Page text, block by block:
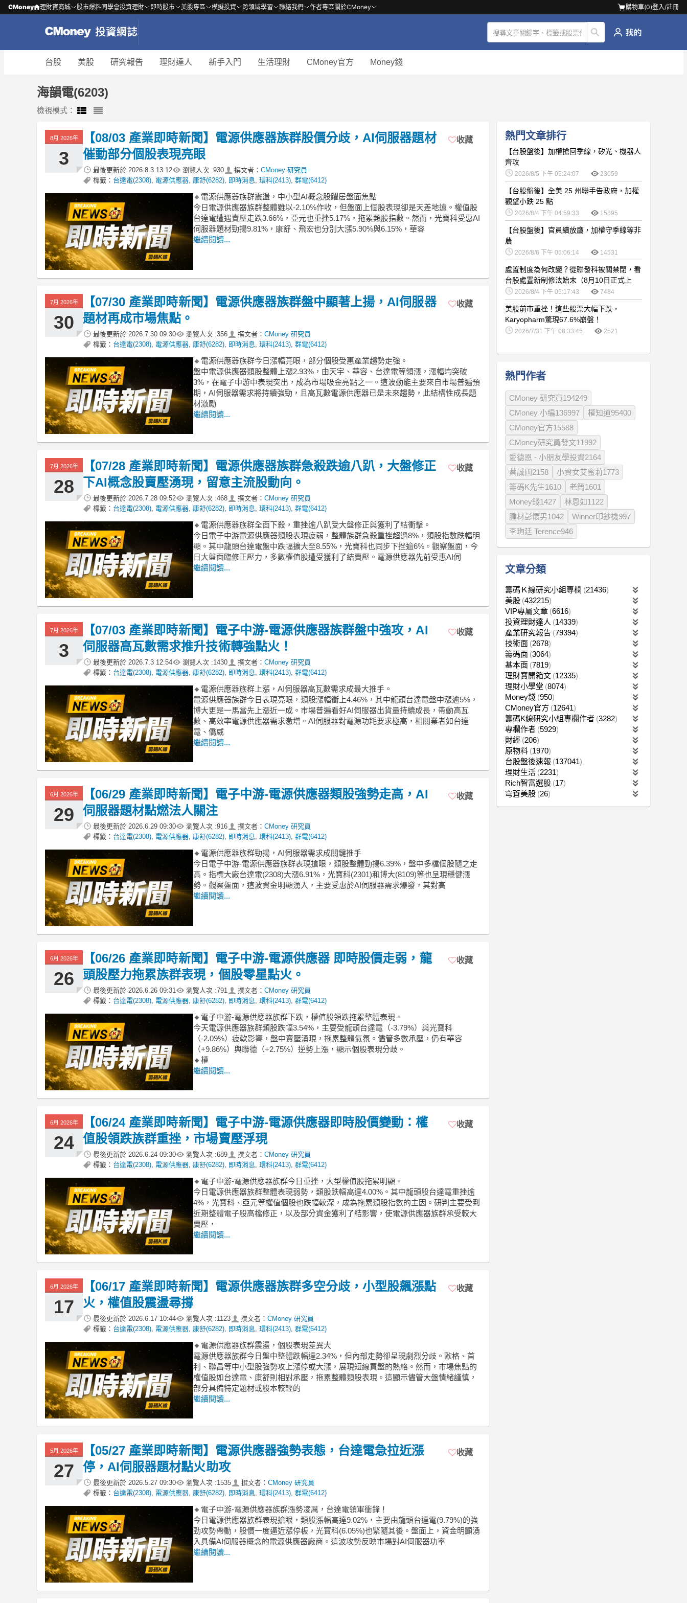
CMoney 理財寶商城 股市爆料同學會投資理財 即時股市 美股專區 模擬投資 跨領域學習 聯絡我們 作者專區關於CMoney 購物車(0)登入/註冊
台股 美股 研究報告 理財達人 新手入門 生活理財 CMoney官方 Money錢
海韻電(6203)
檢視模式：
8月 2026年
3
【08/03 產業即時新聞】電源供應器族群股價分歧，AI伺服器題材
催動部分個股表現亮眼
最後更新於 2026.8.3 13:12 瀏覽人次 :930 撰文者： CMoney 研究員
標籤： 台達電(2308) 電源供應器 康舒(6282) 即時消息 環科(2413) 群電(6412)
收藏
🔸電源供應器族群震盪，中小型AI概念股躍居盤面焦點
今日電源供應器族群整體雖以-2.10%作收，但盤面上個股表現卻是天差地遠。權值股
台達電遭遇賣壓走跌3.66%，亞元也重挫5.17%，拖累類股指數。然而，光寶科受惠AI
伺服器題材勁揚9.81%，康舒、飛宏也分別大漲5.90%與6.15%，華容
繼續閱讀...
7月 2026年
30
【07/30 產業即時新聞】電源供應器族群盤中顯著上揚，AI伺服器
題材再成市場焦點。
最後更新於 2026.7.30 09:30 瀏覽人次 :356 撰文者： CMoney 研究員
標籤： 台達電(2308) 電源供應器 康舒(6282) 即時消息 環科(2413) 群電(6412)
收藏
🔸電源供應器族群今日漲幅亮眼，部分個股受惠產業趨勢走強。
盤中電源供應器類股整體上漲2.93%，由天宇、華容、台達電等領漲，漲幅均突破
3%，在電子中游中表現突出，成為市場吸金亮點之一。這波動能主要來自市場普遍預
期，AI伺服器需求將持續強勁，且高瓦數電源供應器已是未來趨勢，此結構性成長題
材激勵
繼續閱讀...
7月 2026年
28
【07/28 產業即時新聞】電源供應器族群急殺跌逾八趴，大盤修正
下AI概念股賣壓湧現，留意主流股動向。
最後更新於 2026.7.28 09:52 瀏覽人次 :468 撰文者： CMoney 研究員
標籤： 台達電(2308) 電源供應器 康舒(6282) 即時消息 環科(2413) 群電(6412)
收藏
🔸電源供應器族群全面下殺，重挫逾八趴受大盤修正與獲利了結衝擊。
今日電子中游電源供應器類股表現疲弱，整體族群急殺重挫超過8%，類股指數跌幅明
顯。其中龍頭台達電盤中跌幅擴大至8.55%，光寶科也同步下挫逾6%。觀察盤面，今
日大盤面臨修正壓力，多數權值股遭受獲利了結賣壓。電源供應器先前受惠AI伺
繼續閱讀...
7月 2026年
3
【07/03 產業即時新聞】電子中游-電源供應器族群盤中強攻，AI
伺服器高瓦數需求推升技術轉強點火！
最後更新於 2026.7.3 12:54 瀏覽人次 :1430 撰文者： CMoney 研究員
標籤： 台達電(2308) 電源供應器 康舒(6282) 即時消息 環科(2413) 群電(6412)
收藏
🔸電源供應器族群上漲，AI伺服器高瓦數需求成最大推手。
電源供應器族群今日表現亮眼，類股漲幅衝上4.46%，其中龍頭台達電盤中漲逾5%，
博大更是一馬當先上漲近一成。市場普遍看好AI伺服器出貨量持續成長，帶動高瓦
數、高效率電源供應器需求激增。AI伺服器對電源功耗要求極高，相關業者如台達
電、僑威
繼續閱讀...
6月 2026年
29
【06/29 產業即時新聞】電子中游-電源供應器類股強勢走高，AI
伺服器題材點燃法人關注
最後更新於 2026.6.29 09:30 瀏覽人次 :916 撰文者： CMoney 研究員
標籤： 台達電(2308) 電源供應器 康舒(6282) 即時消息 環科(2413) 群電(6412)
收藏
🔸電源供應器族群勁揚，AI伺服器需求成關鍵推手
今日電子中游-電源供應器族群表現搶眼，類股整體勁揚6.39%，盤中多檔個股隨之走
高。指標大廠台達電(2308)大漲6.91%，光寶科(2301)和博大(8109)等也呈現穩健漲
勢。觀察盤面，這波資金明顯湧入，主要受惠於AI伺服器需求爆發，其對高
繼續閱讀...
6月 2026年
26
【06/26 產業即時新聞】電子中游-電源供應器 即時股價走弱，龍
頭股壓力拖累族群表現，個股零星點火。
最後更新於 2026.6.26 09:31 瀏覽人次 :791 撰文者： CMoney 研究員
標籤： 台達電(2308) 電源供應器 康舒(6282) 即時消息 環科(2413) 群電(6412)
收藏
🔸電子中游-電源供應器族群下跌，權值股領跌拖累整體表現。
今天電源供應器族群類股跌幅3.54%，主要受龍頭台達電（-3.79%）與光寶科
（-2.09%）疲軟影響，盤中賣壓湧現，拖累整體氣氛。儘管多數承壓，仍有華容
（+9.86%）與聯德（+2.75%）逆勢上漲，顯示個股表現分歧。
🔸權
繼續閱讀...
6月 2026年
24
【06/24 產業即時新聞】電子中游-電源供應器即時股價變動：權
值股領跌族群重挫，市場賣壓浮現
最後更新於 2026.6.24 09:30 瀏覽人次 :689 撰文者： CMoney 研究員
標籤： 台達電(2308) 電源供應器 康舒(6282) 即時消息 環科(2413) 群電(6412)
收藏
🔸電子中游-電源供應器族群今日重挫，大型權值股拖累明顯。
今日電源供應器族群整體表現弱勢，類股跌幅高達4.00%。其中龍頭股台達電重挫逾
4%，光寶科、亞元等權值個股也跌幅較深，成為拖累類股指數的主因。研判主要受到
近期整體電子股高檔修正，以及部分資金獲利了結影響，使電源供應器族群承受較大
賣壓，
繼續閱讀...
6月 2026年
17
【06/17 產業即時新聞】電源供應器族群多空分歧，小型股飆漲點
火，權值股震盪尋撐
最後更新於 2026.6.17 10:44 瀏覽人次 :1123 撰文者： CMoney 研究員
標籤： 台達電(2308) 電源供應器 康舒(6282) 即時消息 環科(2413) 群電(6412)
收藏
🔸電源供應器族群震盪，個股表現差異大
電源供應器族群今日盤中整體跌幅達2.34%，但內部走勢卻呈現劇烈分歧。歐格、首
利、聯昌等中小型股強勢攻上漲停或大漲，展現短線買盤的熱絡。然而，市場焦點的
權值股如台達電、康舒則相對承壓，拖累整體類股表現。這顯示儘管大盤情緒謹慎，
部分具備特定題材或股本較輕的
繼續閱讀...
5月 2026年
27
【05/27 產業即時新聞】電源供應器強勢表態，台達電急拉近漲
停，AI伺服器題材點火助攻
最後更新於 2026.5.27 09:30 瀏覽人次 :1535 撰文者： CMoney 研究員
標籤： 台達電(2308) 電源供應器 康舒(6282) 即時消息 環科(2413) 群電(6412)
收藏
🔸電子中游-電源供應器族群漲勢凌厲，台達電領軍衝鋒！
今日電源供應器族群表現搶眼，類股漲幅高達9.02%，主要由龍頭台達電(9.79%)的強
勁攻勢帶動，股價一度逼近漲停板，光寶科(6.05%)也緊隨其後。盤面上，資金明顯湧
入具備AI伺服器概念的電源供應器廠商。這波攻勢反映市場對AI伺服器功率
繼續閱讀...
熱門文章排行
【台股盤後】加權搶回季線，矽光、機器人
齊攻
2026/8/5 下午 05:24:07 23059
【台股盤後】全美 25 州聯手告政府，加權
觀望小跌 25 點
2026/8/4 下午 04:59:33 15895
【台股盤後】官員續放鷹，加權守季線等非
農
2026/8/6 下午 05:06:14 14531
處置制度為何改變？從聯發科被關禁閉，看
台股處置新制修法始末（8月10日正式上
路）2026/8/4 下午 05:17:43 7484
美股前市重挫！這些股票大幅下跌，
Karyopharm驚現67.6%崩盤！
2026/7/31 下午 08:33:45 2521
熱門作者
CMoney 研究員194249
CMoney 小編136997
權知道95400
CMoney官方15588
CMoney研究員發文11992
愛德恩 - 小朋友學投資2164
蔡誠圃2158
小資女艾蜜莉1773
籌碼K先生1610
老簡1601
Money錢1427
林恩如1122
腫材彭懷男1042
Winner印鈔機997
李珣廷 Terence946
文章分類
籌碼Ｋ線研究小組專欄
21436
美股 432215
VIP專屬文章 6616
投資理財達人
14339
產業研究報告 79394
技術面 2678
籌碼面 3064
基本面 7819
理財寶開箱文 12335
理財小學堂 8074
Money錢 950
CMoney官方 12641
籌碼K線研究小組專欄作者 3282
專欄作者 5929
財經 206
原物料 1970
台股盤後速報 137041
理財生活 2231
Rich智富選股 17
穹蒼美股 26